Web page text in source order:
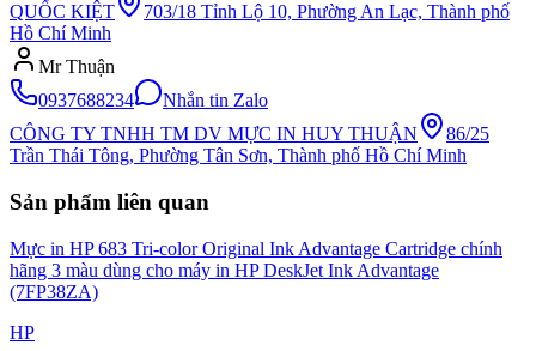
QUỐC KIỆT
703/18 Tỉnh Lộ 10, Phường An Lạc, Thành phố
Hồ Chí Minh
Mr Thuận
0937688234
Nhắn tin Zalo
CÔNG TY TNHH TM DV MỰC IN HUY THUẬN
86/25
Trần Thái Tông, Phường Tân Sơn, Thành phố Hồ Chí Minh
Sản phẩm liên quan
Mực in HP 683 Tri-color Original Ink Advantage Cartridge chính
hãng 3 màu dùng cho máy in HP DeskJet Ink Advantage
(7FP38ZA)
HP